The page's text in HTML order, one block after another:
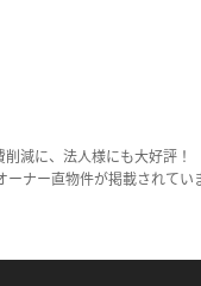
減に、法人様にも大好評！
ナー直物件が掲載されてい